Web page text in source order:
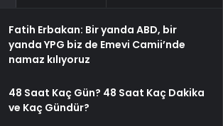
Fatih Erbakan: Bir yanda ABD, bir
yanda YPG biz de Emevi Camii’nde
namaz kılıyoruz
48 Saat Kaç Gün? 48 Saat Kaç Dakika
ve Kaç Gündür?